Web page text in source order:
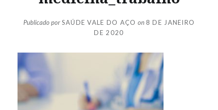
Publicado porSAÚDE VALE DO AÇO on 8 DE JANEIRO
DE 2020